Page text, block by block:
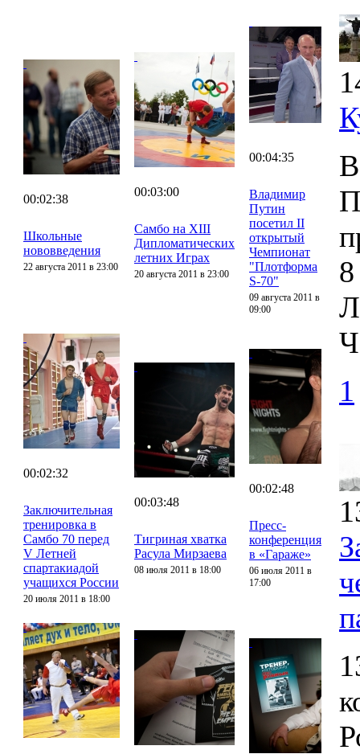
00:02:38
Школьные
нововведения
22 августа 2011 в 23:00
00:03:00
Самбо на XIII
Дипломатических
летних Играх
20 августа 2011 в 23:00
00:04:35
Владимир
Путин
посетил II
открытый
Чемпионат
"Плотформа
S-70"
09 августа 2011 в
09:00
00:02:32
Заключительная
тренировка в
Самбо 70 перед
V Летней
спартакиадой
учащихся России
20 июля 2011 в 18:00
00:03:48
Тигриная хватка
Расула Мирзаева
08 июля 2011 в 18:00
00:02:48
Пресс-
конференция
в «Гараже»
06 июля 2011 в
17:00
1